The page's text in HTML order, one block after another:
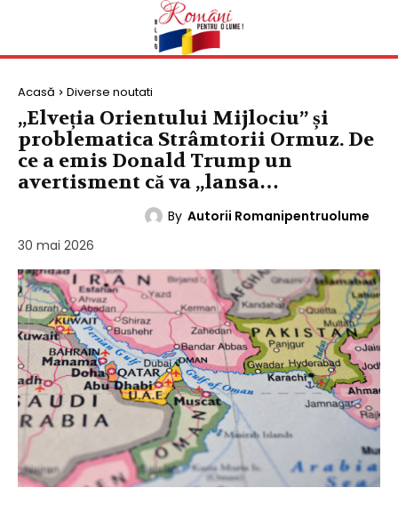
Acasă Diverse noutati
„Elveția Orientului Mijlociu” și
problematica Strâmtorii Ormuz. De
ce a emis Donald Trump un
avertisment că va „lansa…
By Autorii Romanipentruolume
30 mai 2026